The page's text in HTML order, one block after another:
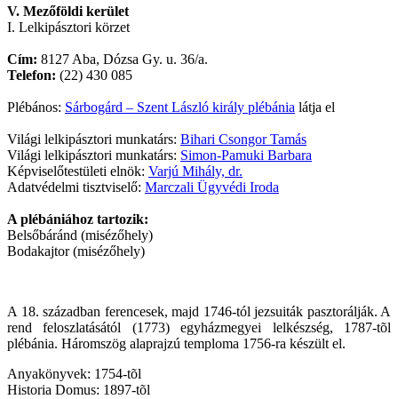
V. Mezőföldi kerület
I. Lelkipásztori körzet
Cím: 8127 Aba, Dózsa Gy. u. 36/a.
Telefon: (22) 430 085
Plébános: Sárbogárd – Szent László király plébánia látja el
Világi lelkipásztori munkatárs: Bihari Csongor Tamás
Világi lelkipásztori munkatárs: Simon-Pamuki Barbara
Képviselőtestületi elnök: Varjú Mihály, dr.
Adatvédelmi tisztviselő: Marczali Ügyvédi Iroda
A plébániához tartozik:
Belsőbáránd (misézőhely)
Bodakajtor (misézőhely)
A 18. században ferencesek, majd 1746-tól jezsuiták pasztorálják. A
rend feloszlatásától (1773) egyházmegyei lelkészség, 1787-tõl
plébánia. Háromszög alaprajzú temploma 1756-ra készült el.
Anyakönyvek: 1754-tõl
Historia Domus: 1897-tõl